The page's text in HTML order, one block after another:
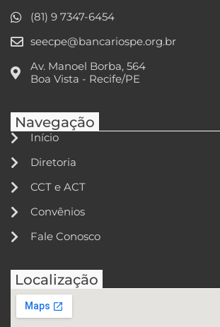
(81) 9 7347-6454
seecpe@bancariospe.org.br
Av. Manoel Borba, 564
Boa Vista - Recife/PE
Navegação
Início
Diretoria
CCT e ACT
Convênios
Fale Conosco
Localização